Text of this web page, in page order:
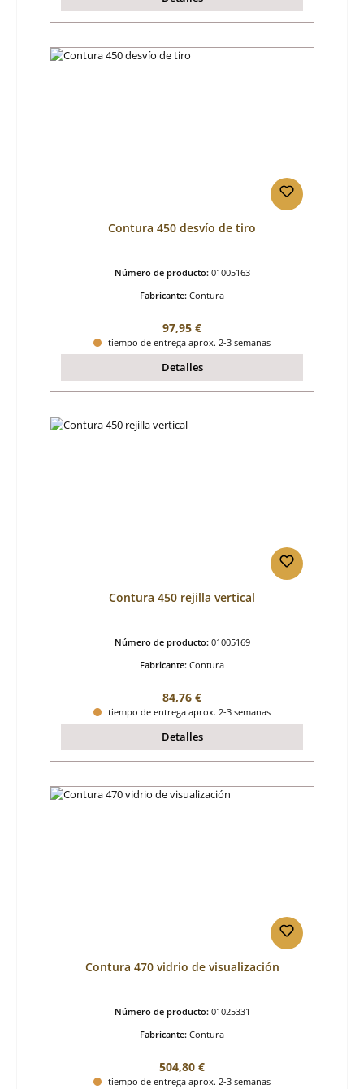
Contura 450 desvío de tiro
Número de producto: 01005163
Fabricante: Contura
Precio normal:
97,95 €
tiempo de entrega aprox. 2-3 semanas
Detalles
Contura 450 rejilla vertical
Número de producto: 01005169
Fabricante: Contura
Precio normal:
84,76 €
tiempo de entrega aprox. 2-3 semanas
Detalles
Contura 470 vidrio de visualización
Número de producto: 01025331
Fabricante: Contura
Precio normal:
504,80 €
tiempo de entrega aprox. 2-3 semanas